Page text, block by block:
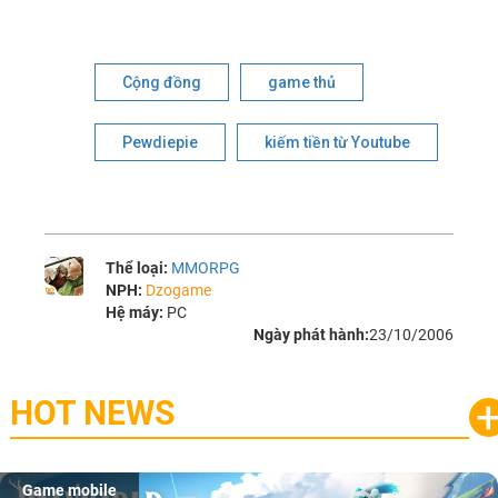
Cộng đồng game thủ
Pewdiepie kiếm tiền từ Youtube
Thể loại: MMORPG
NPH: Dzogame
Hệ máy: PC
Ngày phát hành:23/10/2006
HOT NEWS
Game mobile